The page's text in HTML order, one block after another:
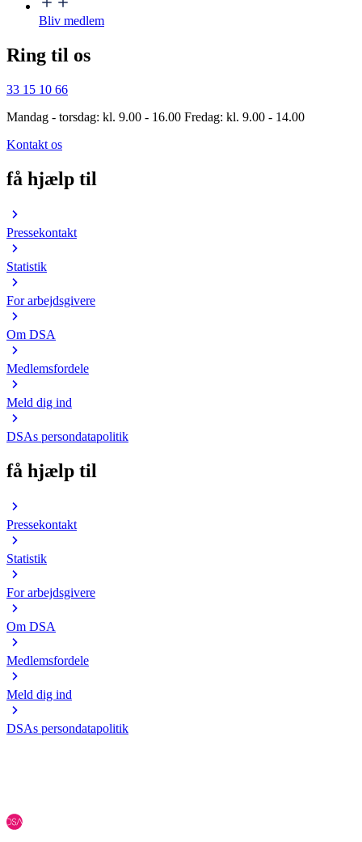
Bliv medlem
Ring til os
33 15 10 66
Mandag - torsdag: kl. 9.00 - 16.00 Fredag: kl. 9.00 - 14.00
Kontakt os
få hjælp til
Pressekontakt
Statistik
For arbejdsgivere
Om DSA
Medlemsfordele
Meld dig ind
DSAs persondatapolitik
få hjælp til
Pressekontakt
Statistik
For arbejdsgivere
Om DSA
Medlemsfordele
Meld dig ind
DSAs persondatapolitik